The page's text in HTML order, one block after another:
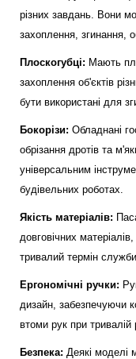
різних завдань. Вони
захоплення, згинання,
Плоскогубці: Мають
захоплення об'єктів
бути використані для
Бокорізи: Обладнані
обрізання дротів та
універсальним
будівельних роботах.
Якість матеріалів:
довговічних
тривалий термін
Ергономічні ручки:
дизайн, забезпечуючи
втоми рук при тривалій
Безпека: Деякі моделі